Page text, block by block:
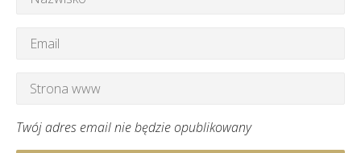
Twój adres email nie będzie opublikowany